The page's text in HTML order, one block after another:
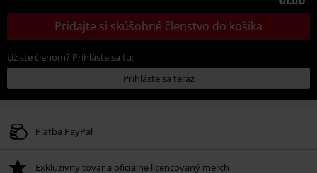
Pridajte si skúšobné členstvo do košíka
Už ste členom? Prihláste sa tu:
Prihláste sa teraz
Platba PayPal
Exkluzívny tovar a oficiálne licencovaný merch